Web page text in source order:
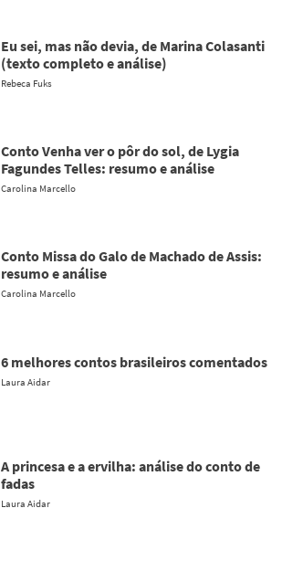
Eu sei, mas não devia, de Marina Colasanti
(texto completo e análise)
Rebeca Fuks
Conto Venha ver o pôr do sol, de Lygia
Fagundes Telles: resumo e análise
Carolina Marcello
Conto Missa do Galo de Machado de Assis:
resumo e análise
Carolina Marcello
6 melhores contos brasileiros comentados
Laura Aidar
A princesa e a ervilha: análise do conto de
fadas
Laura Aidar